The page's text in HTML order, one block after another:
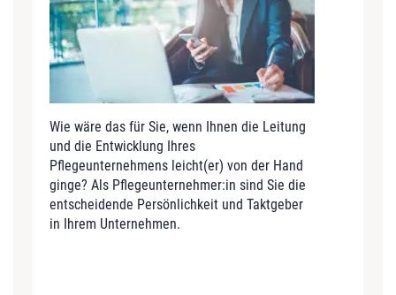
Wie wäre das für Sie, wenn Ihnen die Leitung
und die Entwicklung Ihres
Pflegeunternehmens leicht(er) von der Hand
ginge? Als Pflegeunternehmer:in sind Sie die
entscheidende Persönlichkeit und Taktgeber
in Ihrem Unternehmen.